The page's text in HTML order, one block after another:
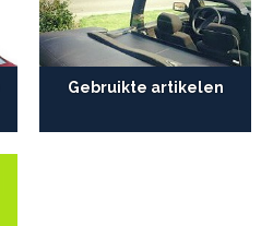
Gebruikte artikelen